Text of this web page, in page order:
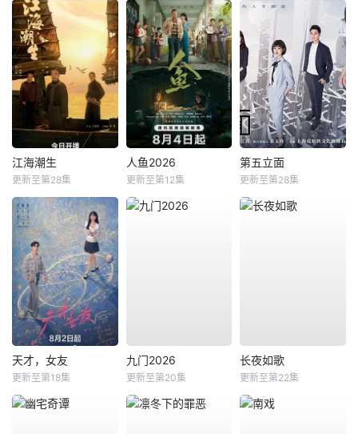
江海潮生
更新至第28集
人鱼2026
更新至第12集
第五立面
更新至第28集
天才，女友
更新至第18集
九门2026
更新至第20集
长夜如歌
更新至第22集